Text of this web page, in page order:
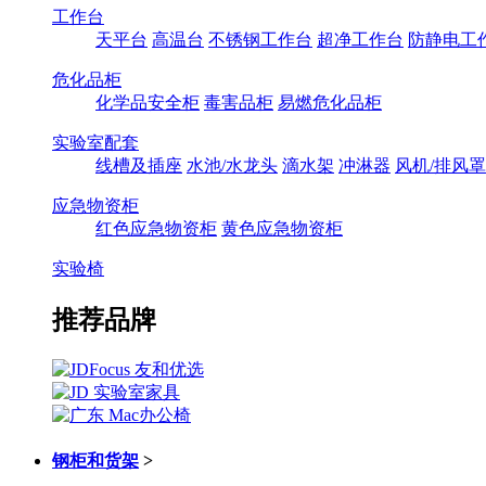
工作台
天平台 高温台 不锈钢工作台 超净工作台 防静电工
危化品柜
化学品安全柜 毒害品柜 易燃危化品柜
实验室配套
线槽及插座 水池/水龙头 滴水架 冲淋器 风机/排风罩
应急物资柜
红色应急物资柜 黄色应急物资柜
实验椅
推荐品牌
钢柜和货架 >